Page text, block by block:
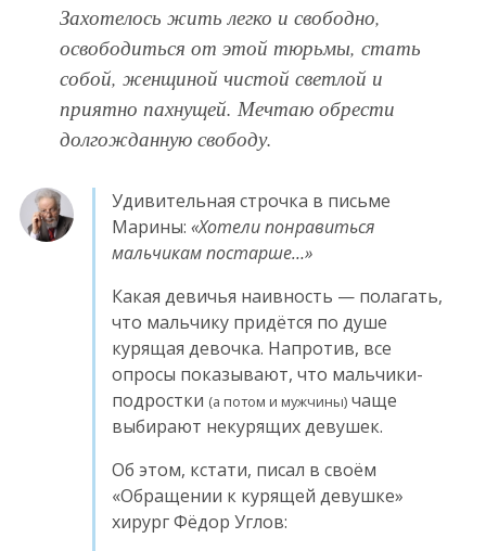
Захотелось жить легко и свободно,
освободиться от этой тюрьмы, стать
собой, женщиной чистой светлой и
приятно пахнущей. Мечтаю обрести
долгожданную свободу.
Удивительная строчка в письме
Марины: Хотели понравиться
мальчикам постарше…
Какая девичья наивность — полагать,
что мальчику придётся по душе
курящая девочка. Напротив, все
опросы показывают, что мальчики-
подростки (а потом и мужчины) чаще
выбирают некурящих девушек.
Об этом, кстати, писал в своём
«Обращении к курящей девушке»
хирург Фёдор Углов: